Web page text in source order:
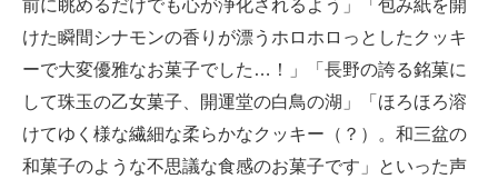
前に眺めるだけでも心が浄化されるよう」「包み紙を開
けた瞬間シナモンの香りが漂うホロホロっとしたクッキ
ーで大変優雅なお菓子でした…！」「長野の誇る銘菓に
して珠玉の乙女菓子、開運堂の白鳥の湖」「ほろほろ溶
けてゆく様な繊細な柔らかなクッキー（？）。和三盆の
和菓子のような不思議な食感のお菓子です」といった声